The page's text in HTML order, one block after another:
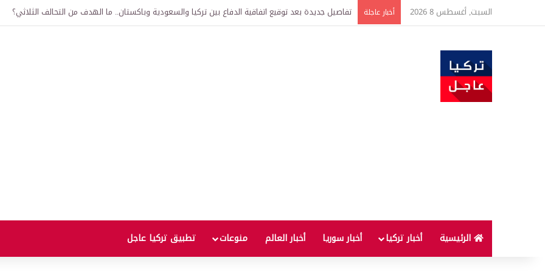
السبت, أغسطس 8 2026 أخبار عاجلة خبير اقتصادي يتوقع وصول غرام الذهب إلى 12 ألف ليرة.. متى يحدث ذلك؟
الرئيسية أخبار تركيا أخبار سوريا أخبار العالم منوعات تطبيق تركيا عاجل